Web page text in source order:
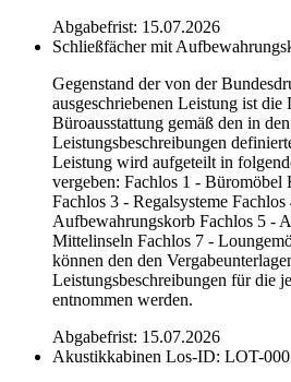
Abgabefrist: 15.07.2026
Schließfächer mit
Gegenstand der von der
ausgeschriebenen Leistung ist
Büroausstattung gemäß den in
Leistungsbeschreibungen
Leistung wird aufgeteilt in
vergeben: Fachlos 1 - Büromöbel
Fachlos 3 - Regalsysteme
Aufbewahrungskorb Fachlos 5 -
Mittelinseln Fachlos 7 -
können den den
Leistungsbeschreibungen für die
entnommen werden.
Abgabefrist: 15.07.2026
Akustikkabinen Los-ID: LOT-